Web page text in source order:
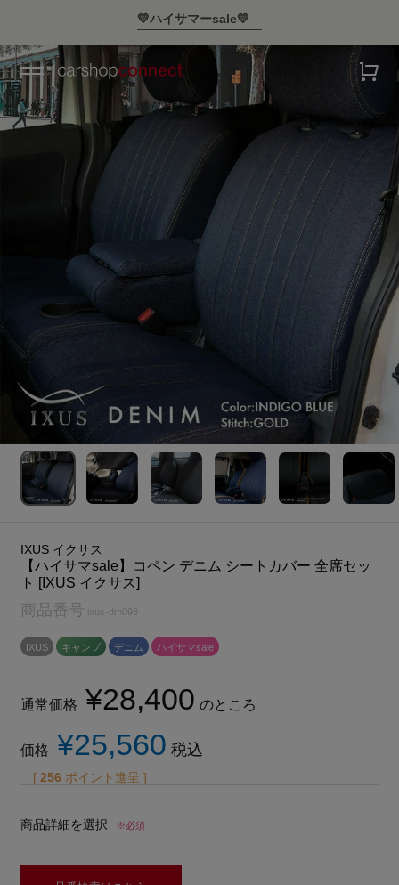
￥10,000以上ご購入で送料無料
IXUS イクサス
【ハイサマsale】コペン デニム シートカバー 全席セッ
ト [IXUS イクサス]
商品番号 ixus-dm098
IXUS キャンプ デニム ハイサマsale
通常価格 ¥28,400 のところ
価格 ¥25,560 税込
[ 256 ポイント進呈 ]
商品詳細を選択 ※必須